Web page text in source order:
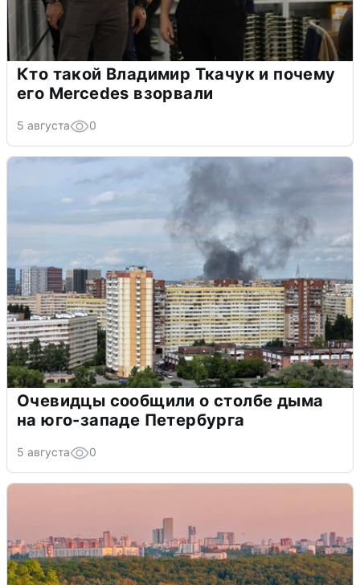
Кто такой Владимир Ткачук и почему
его Mercedes взорвали
5 августа 0
Очевидцы сообщили о столбе дыма
на юго-западе Петербурга
5 августа 0